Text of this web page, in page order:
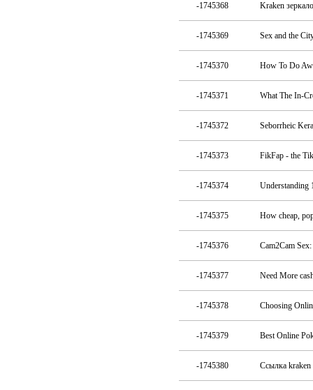
-1745368 Kraken
-1745369 Sex and the
-1745370 How To Do
-1745371 What The In-
-1745372 Seborrheic
-1745373 FikFap - the
-1745374 Understanding
-1745375 How cheap,
-1745376 Cam2Cam
-1745377 Need More
-1745378 Choosing
-1745379 Best Online
-1745380 Ссылка kraken